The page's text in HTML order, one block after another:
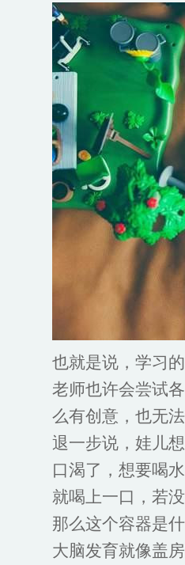
也就是说，学习
老师也许会尝试
么有创意，也无
退一步说，娃儿
口渴了，想要喝
就喝上一口，若
那么这个容器是
大脑发育就像盖